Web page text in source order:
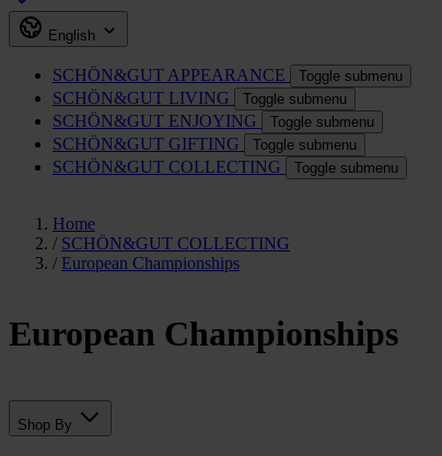
English
SCHÖN&GUT APPEARANCE Toggle submenu
SCHÖN&GUT LIVING Toggle submenu
SCHÖN&GUT ENJOYING Toggle submenu
SCHÖN&GUT GIFTING Toggle submenu
SCHÖN&GUT COLLECTING Toggle submenu
Home
/ SCHÖN&GUT COLLECTING
/ European Championships
European Championships
Shop By